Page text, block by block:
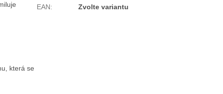
která se
EAN: Zvolte variantu